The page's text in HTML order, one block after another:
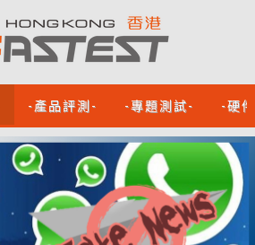
-產品評測- -專題測試- -硬